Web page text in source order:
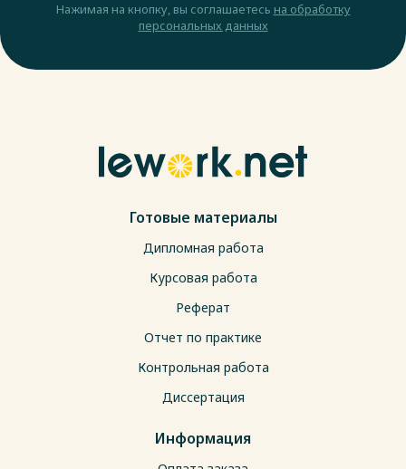
Нажимая на кнопку, вы соглашаетесь на обработку
персональных данных
Готовые материалы
Дипломная работа
Курсовая работа
Реферат
Отчет по практике
Контрольная работа
Диссертация
Информация